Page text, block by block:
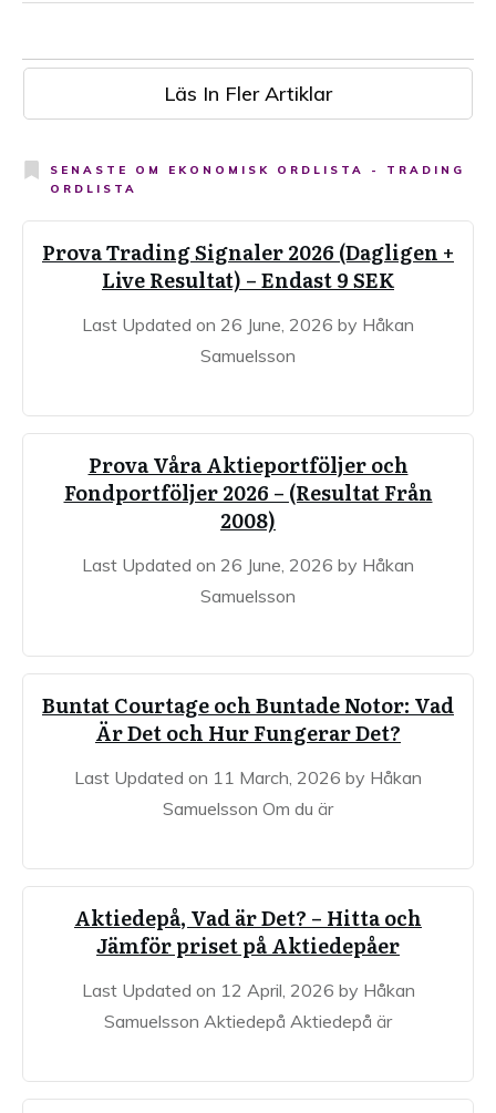
Läs In Fler Artiklar
SENASTE OM EKONOMISK ORDLISTA - TRADING
ORDLISTA
Prova Trading Signaler 2026 (Dagligen +
Live Resultat) – Endast 9 SEK
Last Updated on 26 June, 2026 by Håkan
Samuelsson
Prova Våra Aktieportföljer och
Fondportföljer 2026 – (Resultat Från
2008)
Last Updated on 26 June, 2026 by Håkan
Samuelsson
Buntat Courtage och Buntade Notor: Vad
Är Det och Hur Fungerar Det?
Last Updated on 11 March, 2026 by Håkan
Samuelsson Om du är
Aktiedepå, Vad är Det? – Hitta och
Jämför priset på Aktiedepåer
Last Updated on 12 April, 2026 by Håkan
Samuelsson Aktiedepå Aktiedepå är